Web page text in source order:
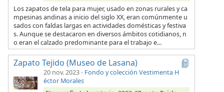
Los zapatos de tela para mujer, usado en zonas rurales y ca
mpesinas andinas a inicio del siglo XX, eran comúnmente u
sados con faldas largas en actividades domésticas y festiva
s. Aunque se destacaron en diversos ámbitos cotidianos, n
o eran el calzado predominante para el trabajo e...
Zapato Tejido (Museo de Lasana)
20 nov. 2023- Fondo y colección Vestimenta H
éctor Morales